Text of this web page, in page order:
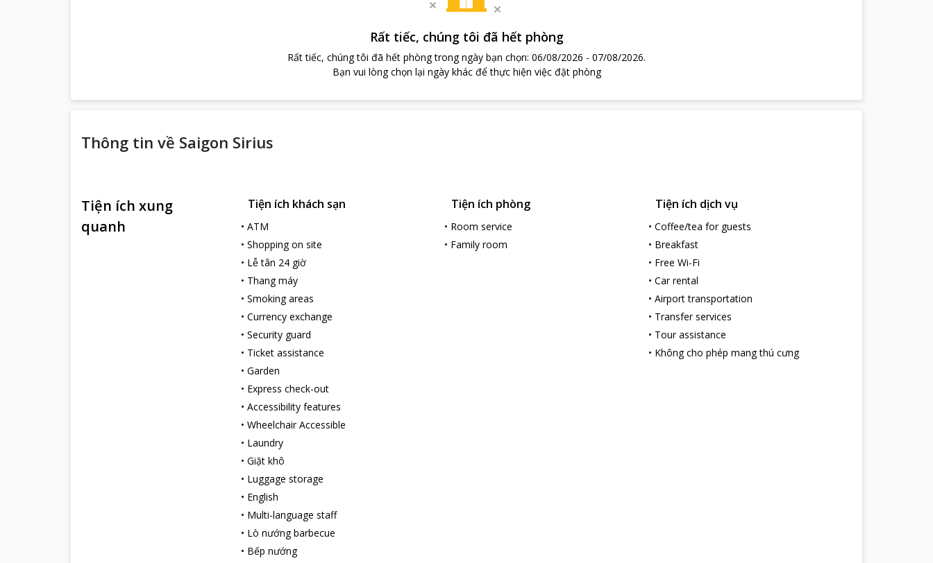
Rất tiếc, chúng tôi đã hết phòng
Rất tiếc, chúng tôi đã hết phòng trong ngày bạn chọn: 06/08/2026 - 07/08/2026.
Bạn vui lòng chọn lại ngày khác để thực hiện việc đặt phòng
Thông tin về Saigon Sirius
Tiện ích xung
quanh
Tiện ích khách sạn
• ATM
• Shopping on site
• Lễ tân 24 giờ
• Thang máy
• Smoking areas
• Currency exchange
• Security guard
• Ticket assistance
• Garden
• Express check-out
• Accessibility features
• Wheelchair Accessible
• Laundry
• Giặt khô
• Luggage storage
• English
• Multi-language staff
• Lò nướng barbecue
• Bếp nướng
Tiện ích phòng
• Room service
• Family room
Tiện ích dịch vụ
• Coffee/tea for guests
• Breakfast
• Free Wi-Fi
• Car rental
• Airport transportation
• Transfer services
• Tour assistance
• Không cho phép mang thú cưng